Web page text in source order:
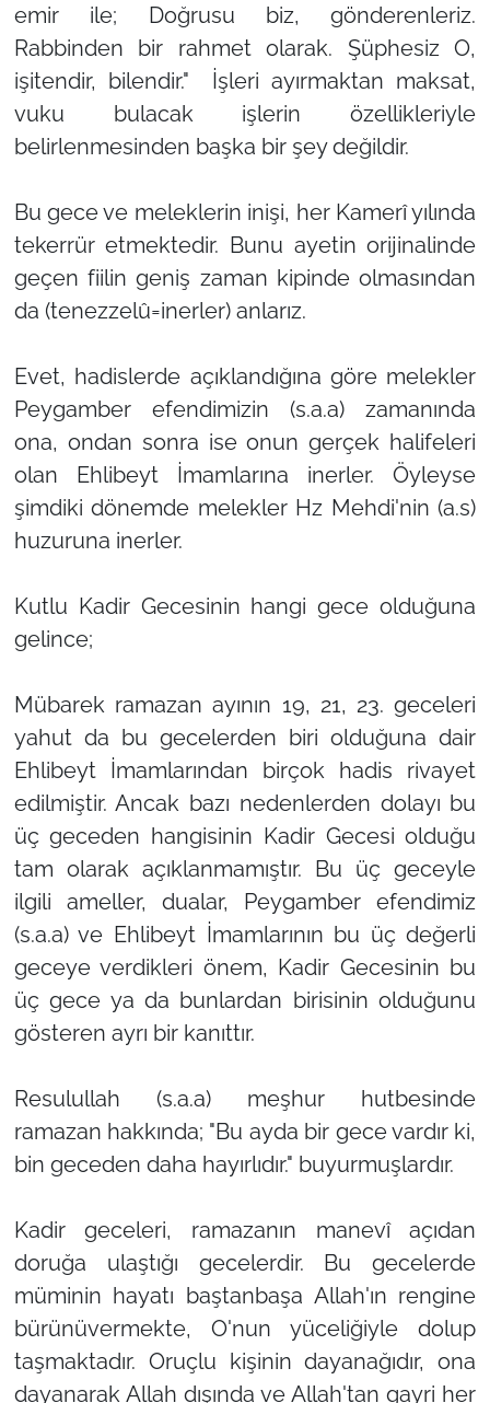
emir ile; Doğrusu biz, gönderenleriz.
Rabbinden bir rahmet olarak. Şüphesiz O,
işitendir, bilendir." İşleri ayırmaktan maksat,
vuku bulacak işlerin özellikleriyle
belirlenmesinden başka bir şey değildir.
Bu gece ve meleklerin inişi, her Kamerî yılında
tekerrür etmektedir. Bunu ayetin orijinalinde
geçen fiilin geniş zaman kipinde olmasından
da (tenezzelû=inerler) anlarız.
Evet, hadislerde açıklandığına göre melekler
Peygamber efendimizin (s.a.a) zamanında
ona, ondan sonra ise onun gerçek halifeleri
olan Ehlibeyt İmamlarına inerler. Öyleyse
şimdiki dönemde melekler Hz Mehdi'nin (a.s)
huzuruna inerler.
Kutlu Kadir Gecesinin hangi gece olduğuna
gelince;
Mübarek ramazan ayının 19, 21, 23. geceleri
yahut da bu gecelerden biri olduğuna dair
Ehlibeyt İmamlarından birçok hadis rivayet
edilmiştir. Ancak bazı nedenlerden dolayı bu
üç geceden hangisinin Kadir Gecesi olduğu
tam olarak açıklanmamıştır. Bu üç geceyle
ilgili ameller, dualar, Peygamber efendimiz
(s.a.a) ve Ehlibeyt İmamlarının bu üç değerli
geceye verdikleri önem, Kadir Gecesinin bu
üç gece ya da bunlardan birisinin olduğunu
gösteren ayrı bir kanıttır.
Resulullah (s.a.a) meşhur hutbesinde
ramazan hakkında; "Bu ayda bir gece vardır ki,
bin geceden daha hayırlıdır." buyurmuşlardır.
Kadir geceleri, ramazanın manevî açıdan
doruğa ulaştığı gecelerdir. Bu gecelerde
müminin hayatı baştanbaşa Allah'ın rengine
bürünüvermekte, O'nun yüceliğiyle dolup
taşmaktadır. Oruçlu kişinin dayanağıdır, ona
dayanarak Allah dışında ve Allah'tan gayri her